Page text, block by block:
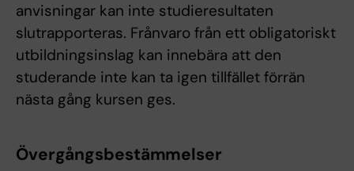
anvisningar kan inte studieresultaten
slutrapporteras. Frånvaro från ett obligatoriskt
utbildningsinslag kan innebära att den
studerande inte kan ta igen tillfället förrän
nästa gång kursen ges.
Övergångsbestämmelser